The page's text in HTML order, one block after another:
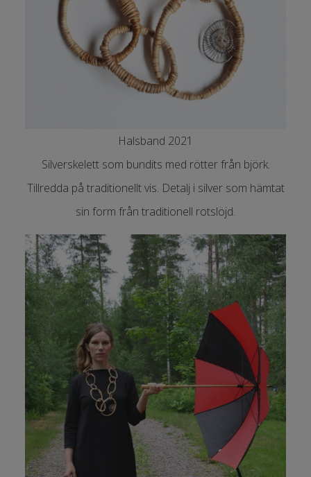
Halsband 2021
Silverskelett som bundits med rötter från björk.
Tillredda på traditionellt vis. Detalj i silver som hämtat
sin form från traditionell rotslöjd.